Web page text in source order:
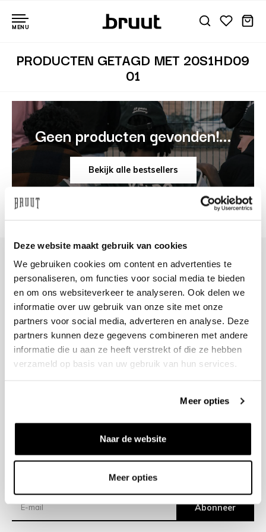
Deze website maakt gebruik van cookies
We gebruiken cookies om content en advertenties te
personaliseren, om functies voor social media te bieden
en om ons websiteverkeer te analyseren. Ook delen we
informatie over uw gebruik van onze site met onze
partners voor social media, adverteren en analyse. Deze
partners kunnen deze gegevens combineren met andere
informatie die u aan ze heeft verstrekt of die ze hebben
verzameld op basis van uw gebruik van hun services.
Meer opties
Naar de website
Meer opties
MENU
PRODUCTEN GETAGD MET 20S1HD09
01
Geen producten gevonden!...
Bekijk alle bestsellers
+31 23 205 2006
info@bruut.nl
Contact Formulier
Open 12:00 - 18:00
OPENINGSTIJDEN
Verzending
Abonneer